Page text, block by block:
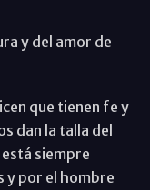
y del amor de
que tienen fe y
dan la talla del
siempre
y por el hombre